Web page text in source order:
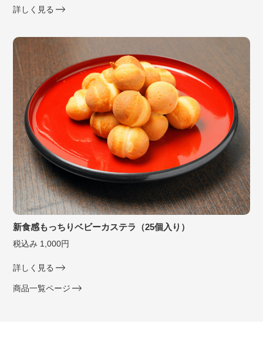
詳しく見る
新食感もっちりベビーカステラ（25個入り）
税込み 1,000円
詳しく見る
商品一覧ページ